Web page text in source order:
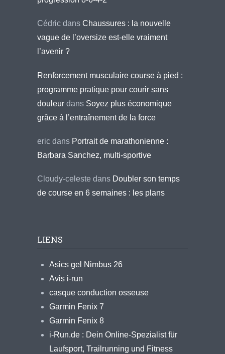
Cédric dans Chaussures : la nouvelle
vague de l’oversize est-elle vraiment
l’avenir ?
Renforcement musculaire course à pied :
programme pratique pour courir sans
douleur dans Soyez plus économique
grâce à l’entraînement de la force
eric dans Portrait de marathonienne :
Barbara Sanchez, multi-sportive
Cloudy-celeste dans Doubler son temps
de course en 6 semaines : les plans
LIENS
Asics gel Nimbus 26
Avis i-run
casque conduction osseuse
Garmin Fenix 7
Garmin Fenix 8
i-Run.de : Dein Online-Spezialist für
Laufsport, Trailrunning und Fitness